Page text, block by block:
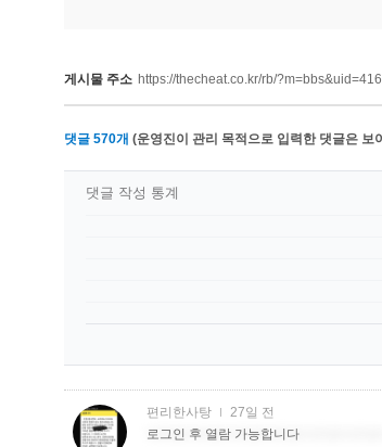
게시물 주소 https://thecheat.co.kr/rb/
댓글 570개 (운영진이 관리 목적으로 입력한 댓글은 보
댓글 작성 통계